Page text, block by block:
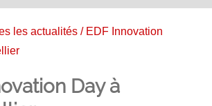
les actualités/ EDF Innovation
Day à